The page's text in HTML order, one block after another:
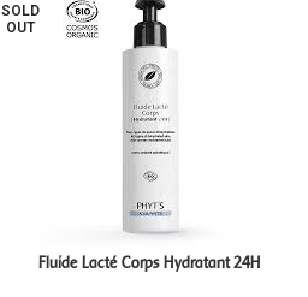
SOLD
OUT
Fluide Lacté Corps Hydratant 24H